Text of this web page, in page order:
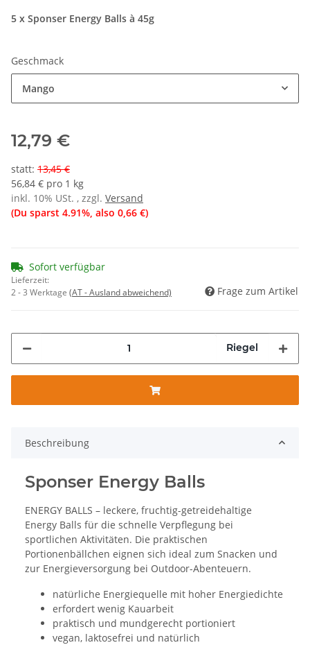
5 x Sponser Energy Balls à 45g
Geschmack
Mango
12,79 €
statt: 13,45 €
56,84 € pro 1 kg
inkl. 10% USt. , zzgl. Versand
(Du sparst 4.91%, also 0,66 €)
Sofort verfügbar
Lieferzeit:
2 - 3 Werktage (AT - Ausland abweichend) Frage zum Artikel
Riegel
Beschreibung
Sponser Energy Balls
ENERGY BALLS – leckere, fruchtig-getreidehaltige
Energy Balls für die schnelle Verpflegung bei
sportlichen Aktivitäten. Die praktischen
Portionenbällchen eignen sich ideal zum Snacken und
zur Energieversorgung bei Outdoor-Abenteuern.
natürliche Energiequelle mit hoher Energiedichte
erfordert wenig Kauarbeit
praktisch und mundgerecht portioniert
vegan, laktosefrei und natürlich